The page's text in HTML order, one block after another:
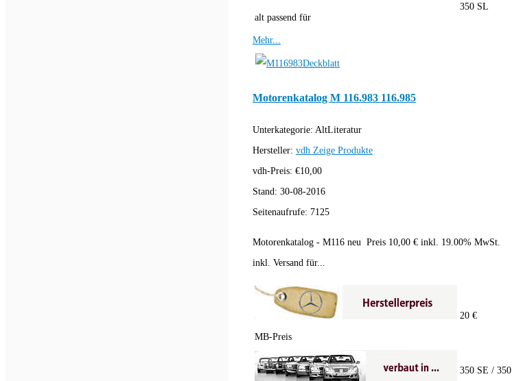
alt passend für
350 SL
Mehr...
Motorenkatalog M 116.983 116.985
Unterkategorie: AltLiteratur
Hersteller: vdh Zeige Produkte
vdh-Preis: €10,00
Stand: 30-08-2016
Seitenaufrufe: 7125
Motorenkatalog - M116 neu Preis 10,00 € inkl. 19.00% MwSt.
inkl. Versand für...
MB-Preis
20 €
350 SE / 350